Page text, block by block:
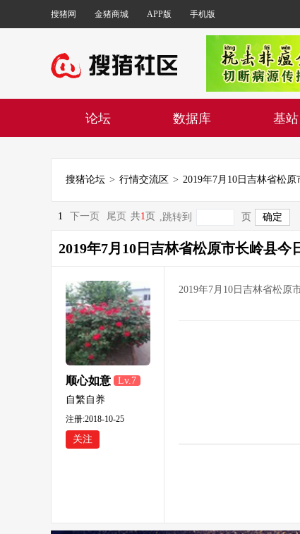
搜猪网 金猪商城 APP版 手机版
论坛 数据库 基站
搜猪论坛 > 行情交流区 >
1 下一页 尾页 共1 页 ,跳转到 页
2019年7月10日吉林省松原市长岭县今
顺心如意
Lv.7
自繁自养
注册:2018-10-25
关注
2019年7月10日吉林省松原